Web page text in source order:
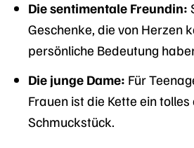
Die sentimentale Freundin:
Geschenke, die von Herzen
persönliche Bedeutung
Die junge Dame: Für
Frauen ist die Kette ein
Schmuckstück.